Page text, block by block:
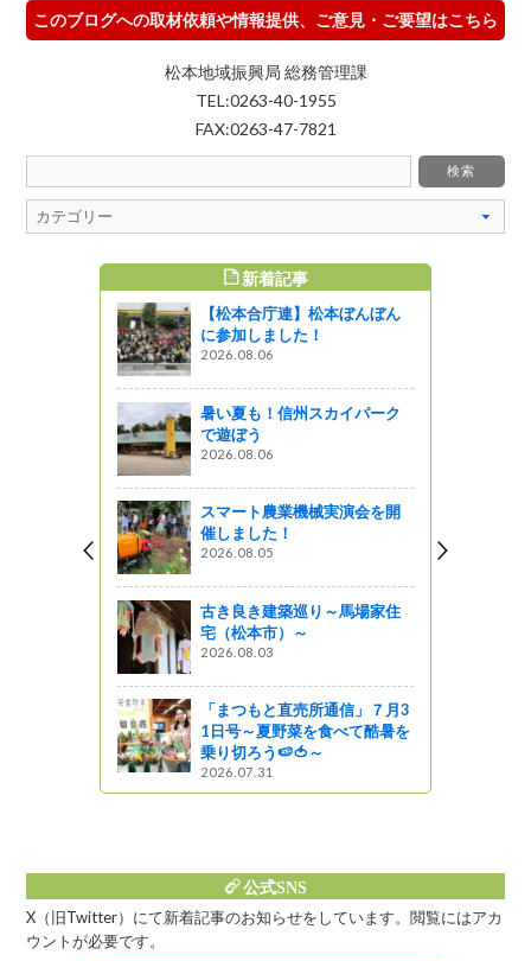
このブログへの取材依頼や情報提供、ご意見・ご要望はこちら
松本地域振興局 総務管理課
TEL:0263-40-1955
FAX:0263-47-7821
新着記事
【松本合庁連】松本ぼんぼん
に参加しました！
2026.08.06
暑い夏も！信州スカイパーク
で遊ぼう
2026.08.06
スマート農業機械実演会を開
催しました！
2026.08.05
古き良き建築巡り～馬場家住
宅（松本市）～
2026.08.03
「まつもと直売所通信」７月3
1日号～夏野菜を食べて酷暑を
乗り切ろう🍉🍅～
2026.07.31
公式SNS
X（旧Twitter）にて新着記事のお知らせをしています。閲覧にはアカ
ウントが必要です。